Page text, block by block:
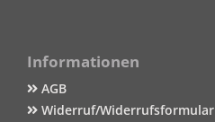
Informationen
AGB
Widerruf/Widerrufsformular